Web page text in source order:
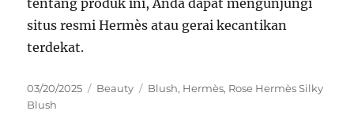
tentang produk ini, Anda dapat mengunjungi
situs resmi Hermès atau gerai kecantikan
terdekat.
Posted
on
03/20/2025 Categories
Beauty Tags
Blush, Hermès, Rose Hermès Silky
Blush